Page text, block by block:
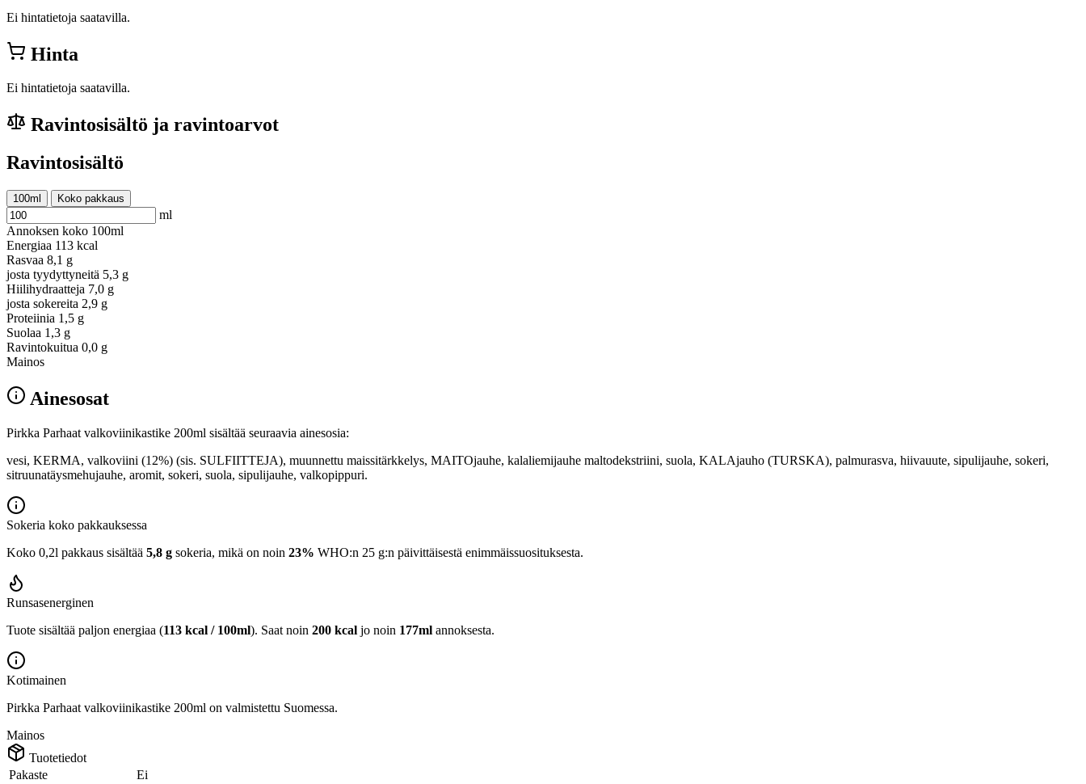
Ei hintatietoja saatavilla.
Hinta
Ei hintatietoja saatavilla.
Ravintosisältö ja ravintoarvot
Ravintosisältö
100ml Koko pakkaus
ml
Annoksen koko 100ml
Energiaa 113 kcal
Rasvaa 8,1 g
josta tyydyttyneitä 5,3 g
Hiilihydraatteja 7,0 g
josta sokereita 2,9 g
Proteiinia 1,5 g
Suolaa 1,3 g
Ravintokuitua 0,0 g
Mainos
Ainesosat
Pirkka Parhaat valkoviinikastike 200ml sisältää seuraavia ainesosia:
vesi, KERMA, valkoviini (12%) (sis. SULFIITTEJA), muunnettu maissitärkkelys, MAITOjauhe, kalaliemijauhe maltodekstriini, suola, KALAjauho (TURSKA), palmurasva, hiivauute, sipulijauhe, sokeri,
sitruunatäysmehujauhe, aromit, sokeri, suola, sipulijauhe, valkopippuri.
Sokeria koko pakkauksessa
Koko 0,2l pakkaus sisältää 5,8 g sokeria, mikä on noin 23% WHO:n 25 g:n päivittäisestä enimmäissuosituksesta.
Runsasenerginen
Tuote sisältää paljon energiaa (113 kcal / 100ml). Saat noin 200 kcal jo noin 177ml annoksesta.
Kotimainen
Pirkka Parhaat valkoviinikastike 200ml on valmistettu Suomessa.
Mainos
Tuotetiedot
Pakaste
Ei